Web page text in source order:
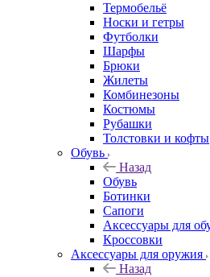
Термобельё
Носки и гетры
Футболки
Шарфы
Брюки
Жилеты
Комбинезоны
Костюмы
Рубашки
Толстовки и кофты
Обувь
Назад
Обувь
Ботинки
Сапоги
Аксессуары для
Кроссовки
Аксессуары для оружия
Назад